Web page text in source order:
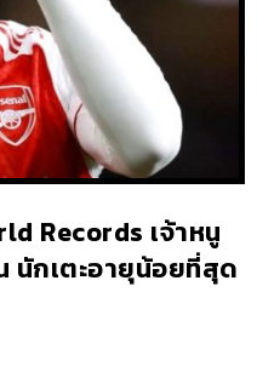
Records เจ้าหนู
นักเตะอายุน้อยที่สุด